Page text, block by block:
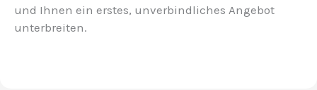
und Ihnen ein erstes, unverbindliches Angebot
unterbreiten.